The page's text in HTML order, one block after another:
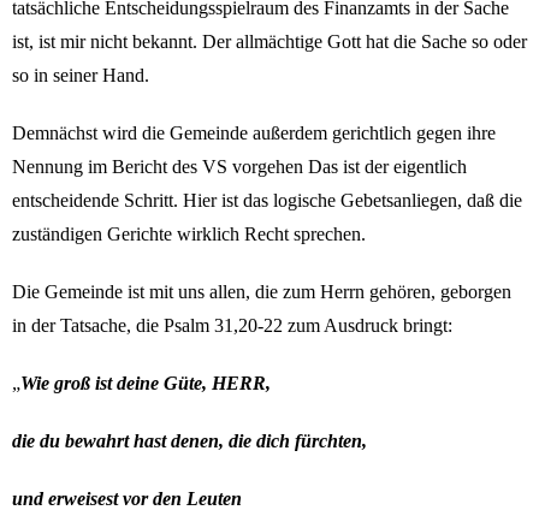
tatsächliche Entscheidungsspielraum des Finanzamts in der Sache
ist, ist mir nicht bekannt. Der allmächtige Gott hat die Sache so oder
so in seiner Hand.
Demnächst wird die Gemeinde außerdem gerichtlich gegen ihre
Nennung im Bericht des VS vorgehen Das ist der eigentlich
entscheidende Schritt. Hier ist das logische Gebetsanliegen, daß die
zuständigen Gerichte wirklich Recht sprechen.
Die Gemeinde ist mit uns allen, die zum Herrn gehören, geborgen
in der Tatsache, die Psalm 31,20-22 zum Ausdruck bringt:
„Wie groß ist deine Güte, HERR,
die du bewahrt hast denen, die dich fürchten,
und erweisest vor den Leuten